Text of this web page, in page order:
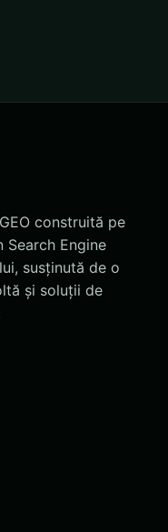
construită pe
Engine
susținută de o
și soluții de